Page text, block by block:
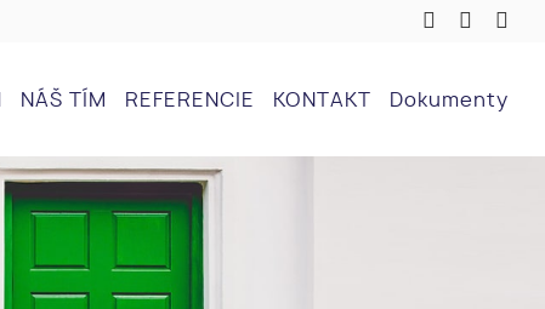
NÁŠ TÍM REFERENCIE KONTAKT Dokumenty